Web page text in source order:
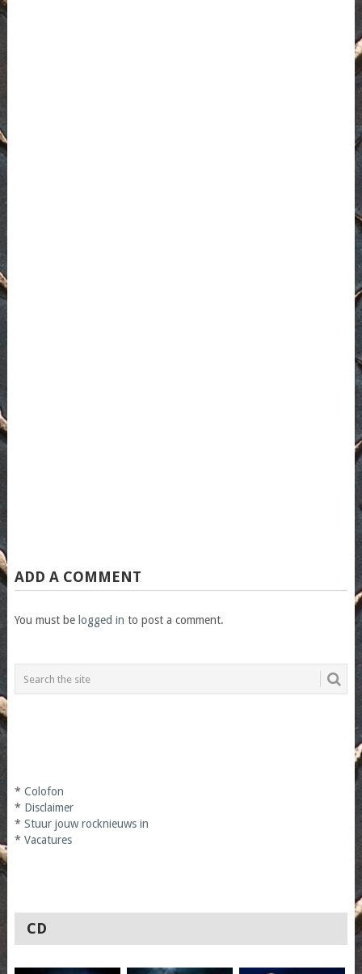
ADD A COMMENT
You must be logged in to post a comment.
* Colofon
* Disclaimer
* Stuur jouw rocknieuws in
* Vacatures
CD